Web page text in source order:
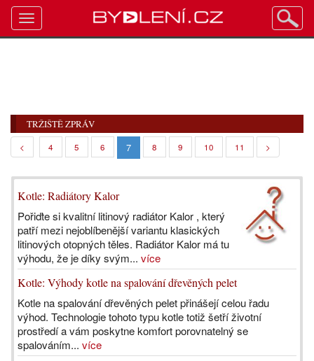
TRŽIŠTĚ ZPRÁV
< 4 5 6 7 8 9 10 11 >
Kotle: Radiátory Kalor
Pořiďte si kvalitní litinový radiátor Kalor , který
patří mezi nejoblíbenější variantu klasických
litinových otopných těles. Radiátor Kalor má tu
výhodu, že je díky svým... více
Kotle: Výhody kotle na spalování dřevěných pelet
Kotle na spalování dřevěných pelet přinášejí celou řadu
výhod. Technologie tohoto typu kotle totiž šetří životní
prostředí a vám poskytne komfort porovnatelný se
spalováním... více
Toggle
navigation